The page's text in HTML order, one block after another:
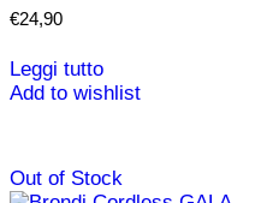
€24,90
Leggi tutto
Add to wishlist
Out of Stock